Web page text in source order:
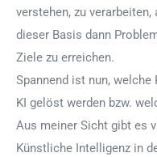
verstehen, zu
dieser Basis dann
Ziele zu erreichen.
Spannend ist nun,
KI gelöst werden bzw.
Aus meiner Sicht gibt es
Künstliche Intelligenz in